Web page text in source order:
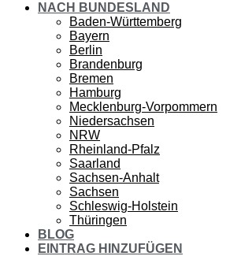
NACH BUNDESLAND
Baden-Württemberg
Bayern
Berlin
Brandenburg
Bremen
Hamburg
Mecklenburg-Vorpommern
Niedersachsen
NRW
Rheinland-Pfalz
Saarland
Sachsen-Anhalt
Sachsen
Schleswig-Holstein
Thüringen
BLOG
EINTRAG HINZUFÜGEN